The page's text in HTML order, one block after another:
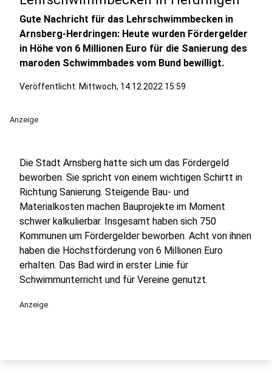
Gute Nachricht für das Lehrschwimmbecken in
Arnsberg-Herdringen: Heute wurden Fördergelder
in Höhe von 6 Millionen Euro für die Sanierung des
maroden Schwimmbades vom Bund bewilligt.
Veröffentlicht: Mittwoch, 14.12.2022 15:59
Anzeige
Die Stadt Arnsberg hatte sich um das Fördergeld
beworben. Sie spricht von einem wichtigen Schirtt in
Richtung Sanierung. Steigende Bau- und
Materialkosten machen Bauprojekte im Moment
schwer kalkulierbar. Insgesamt haben sich 750
Kommunen um Fördergelder beworben. Acht von ihnen
haben die Höchstförderung von 6 Millionen Euro
erhalten. Das Bad wird in erster Linie für
Schwimmunterricht und für Vereine genutzt.
Anzeige